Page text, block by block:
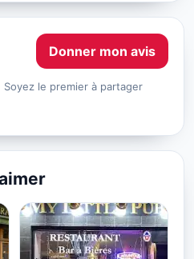
Donner mon avis
le premier à partager